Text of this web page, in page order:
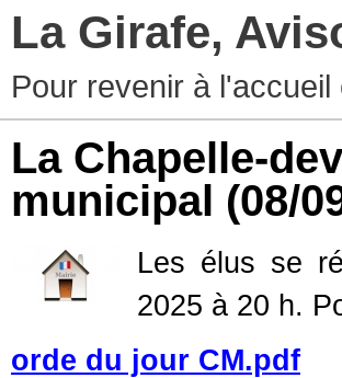
La Girafe,
Pour revenir à
La Chapelle-
municipal (08/
Les élus se
2025 à 20 h.
orde du jour CM.pdf